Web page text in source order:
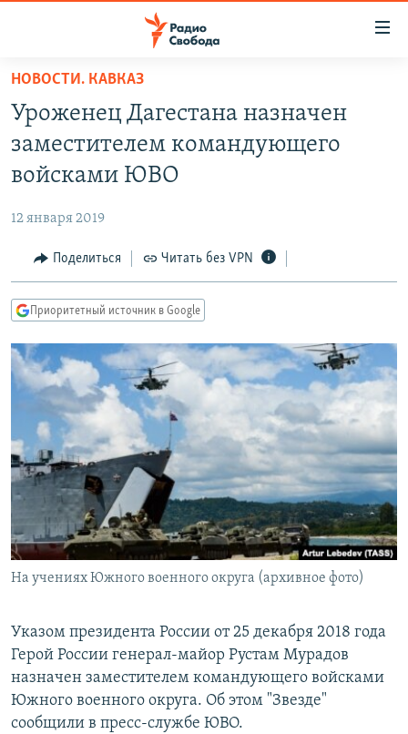
упрощенного
доступа
основному
Вернутся
Вернутся
поиску
ПОДКАСТЫ
АВТОРСКИЕ ПРОЕКТЫ
МНЕНИЯ
КУЛЬТУРА
КАВКАЗ.РЕАЛИИ
СЕВЕР.РЕАЛИИ
СИБИРЬ.РЕАЛИИ
РАСПИСАНИЕ ВЕЩАНИЯ
ПОДПИШИТЕСЬ НА РАССЫЛКУ
СОЦИАЛЬНЫЕ СЕТИ
Все сайты РСЕ/РС
НОВОСТИ. КАВКАЗ
Уроженец Дагестана назначен
заместителем командующего
войсками ЮВО
12 января 2019
Поделиться Читать без VPN
Приоритетный источник в Google
На учениях Южного военного округа (архивное фото)
Указом президента России от 25 декабря 2018 года
Герой России генерал-майор Рустам Мурадов
назначен заместителем командующего войсками
Южного военного округа. Об этом "Звезде"
сообщили в пресс-службе ЮВО.